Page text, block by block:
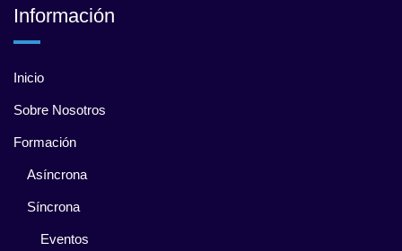
Información
Inicio
Sobre Nosotros
Formación
Asíncrona
Síncrona
Eventos